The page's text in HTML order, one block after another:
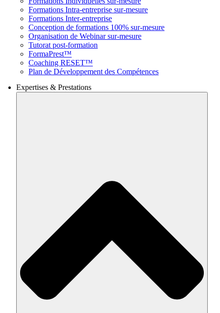
Formations Intra-entreprise sur-mesure
Formations Inter-entreprise
Conception de formations 100% sur-mesure
Organisation de Webinar sur-mesure
Tutorat post-formation
FormaPrest™
Coaching RESET™
Plan de Développement des Compétences
Expertises & Prestations